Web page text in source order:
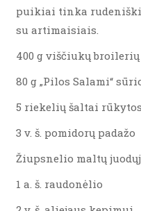
puikiai tinka
su artimaisiais.
400 g viščiukų
80 g „Pilos Salami“
5 riekelių šaltai
3 v. š. pomidorų padažo
Žiupsnelio maltų
1 a. š. raudonėlio